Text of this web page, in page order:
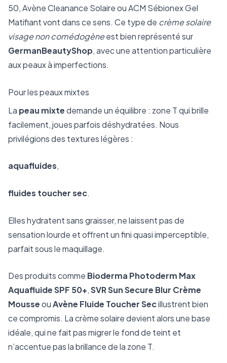
50, Avène Cleanance Solaire ou ACM Sébionex Gel
Matifiant vont dans ce sens. Ce type de crème solaire
visage non comédogèneest bien représenté sur
GermanBeautyShop, avec une attention particulière
aux peaux à imperfections.
Pour les peaux mixtes
La peau mixtedemande un équilibre : zone T qui brille
facilement, joues parfois déshydratées. Nous
privilégions des textures légères :
aquafluides,
fluides toucher sec.
Elles hydratent sans graisser, ne laissent pas de
sensation lourde et offrent un fini quasi imperceptible,
parfait sous le maquillage.
Des produits comme Bioderma Photoderm Max
Aquafluide SPF 50+,SVR Sun Secure Blur Crème
MousseouAvène Fluide Toucher Secillustrent bien
ce compromis. La crème solaire devient alors une base
idéale, qui ne fait pas migrer le fond de teint et
n’accentue pas la brillance de la zone T.